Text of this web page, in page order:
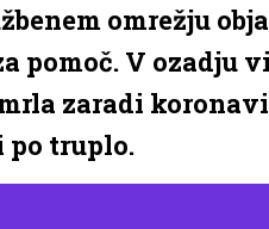
omrežju
pomoč. V ozadju
zaradi
po truplo.